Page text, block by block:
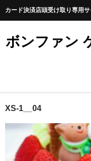
カード決済店頭受け取り専用サ
ボンファン
ホーム
お誕生日ケーキのご予約
ショートケーキ
XS-1__04